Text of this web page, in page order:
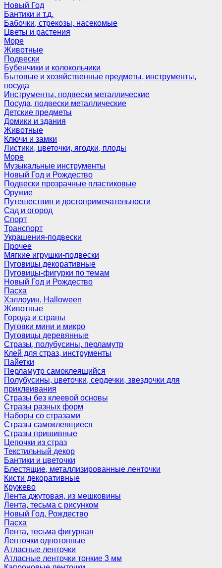
Новый Год
Бантики и т.д.
Бабочки, стрекозы, насекомые
Цветы и растения
Море
Животные
Подвески
Бубенчики и колокольчики
Бытовые и хозяйственные предметы, инструменты,
посуда
Инструменты, подвески металлические
Посуда, подвески металлические
Детские предметы
Домики и здания
Животные
Ключи и замки
Листики, цветочки, ягодки, плоды
Море
Музыкальные инструменты
Новый Год и Рождество
Подвески прозрачные пластиковые
Оружие
Путешествия и достопримечательности
Сад и огород
Спорт
Транспорт
Украшения-подвески
Прочее
Мягкие игрушки-подвески
Пуговицы декоративные
Пуговицы-фигурки по темам
Новый Год и Рождество
Пасха
Хэллоуин, Halloween
Животные
Города и страны
Пуговки мини и микро
Пуговицы деревянные
Стразы, полубусины, перламутр
Клей для страз, инструменты
Пайетки
Перламутр самоклеящийся
Полубусины, цветочки, сердечки, звездочки для
приклеивания
Стразы без клеевой основы
Стразы разных форм
Наборы со стразами
Стразы самоклеящиеся
Стразы пришивные
Цепочки из страз
Текстильный декор
Бантики и цветочки
Блестящие, металлизированные ленточки
Кисти декоративные
Кружево
Лента джутовая, из мешковины
Лента, тесьма с рисунком
Новый Год, Рождество
Пасха
Лента, тесьма фигурная
Ленточки однотонные
Атласные ленточки
Атласные ленточки тонкие 3 мм